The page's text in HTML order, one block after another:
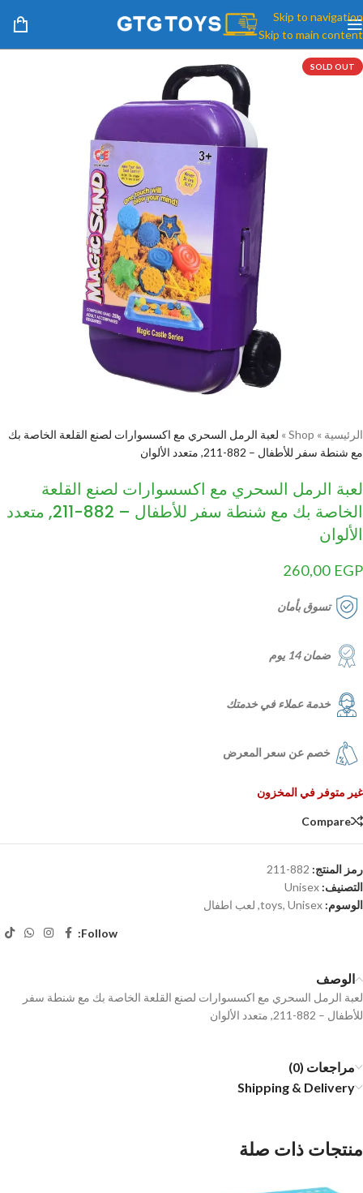
Skip to navigation
Skip to main content
SOLD OUT
الرئيسية »
Shop
» لعبة الرمل السحري مع اكسسوارات لصنع القلعة الخاصة بك
مع شنطة سفر للأطفال – 882-211, متعدد الألوان
لعبة الرمل السحري مع اكسسوارات لصنع القلعة
الخاصة بك مع شنطة سفر للأطفال – 882-211, متعدد
الألوان
260,00 EGP
تسوق بأمان
ضمان 14 يوم
خدمة عملاء في خدمتك
خصم عن سعر المعرض
غير متوفر في المخزون
Compare
رمز المنتج: 882-211
التصنيف: Unisex
الوسوم:
toys, Unisex
, لعب اطفال
Follow:
الوصف
لعبة الرمل السحري مع اكسسوارات لصنع القلعة الخاصة بك مع شنطة سفر
للأطفال – 882-211, متعدد الألوان
مراجعات (0)
Shipping & Delivery
منتجات ذات صلة